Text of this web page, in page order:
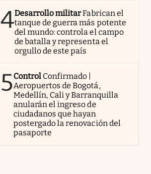
4Desarrollo militarFabrican el
tanque de guerra más potente
del mundo: controla el campo
de batalla y representa el
orgullo de este país
5Control Confirmado |
Aeropuertos de Bogotá,
Medellín, Cali y Barranquilla
anularán el ingreso de
ciudadanos que hayan
postergado la renovación del
pasaporte